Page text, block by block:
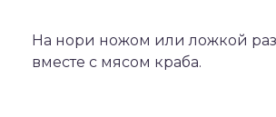
На нори ножом или ложкой
вместе с мясом краба.